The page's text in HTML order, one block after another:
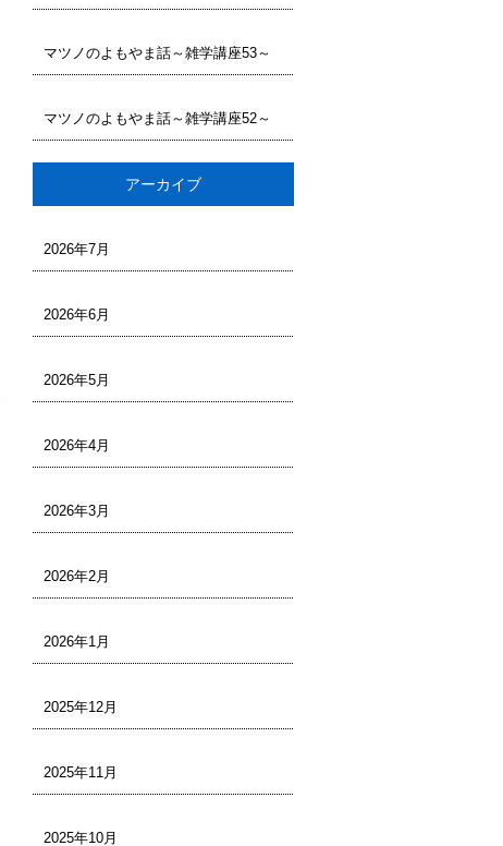
マツノのよもやま話～雑学講座53～
マツノのよもやま話～雑学講座52～
アーカイブ
2026年7月
2026年6月
2026年5月
2026年4月
2026年3月
2026年2月
2026年1月
2025年12月
2025年11月
2025年10月